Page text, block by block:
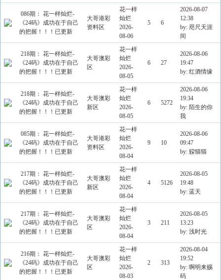
086期： 花一样灿烂-
《24码》成功在于自己
的把握！！！已更新
大哥港彩
资料区
花一样
灿烂
2026-
08-06
5 6
2026-08-07
12:38
by: 咫尺天涯
间
218期： 花一样灿烂-
《24码》成功在于自己
的把握！！！已更新
大哥澳彩
区
花一样
灿烂
2026-
08-05
6 27
2026-08-06
19:47
by: 红酒情缘
218期： 花一样灿烂-
《24码》成功在于自己
的把握！！！已更新
大哥澳彩
新区
花一样
灿烂
2026-
08-05
6 5272
2026-08-06
19:34
by: 陌生的你
我
085期： 花一样灿烂-
《24码》成功在于自己
的把握！！！已更新
大哥港彩
资料区
花一样
灿烂
2026-
08-04
9 10
2026-08-06
09:47
by: 躱猫猫
217期： 花一样灿烂-
《24码》成功在于自己
的把握！！！已更新
大哥澳彩
新区
花一样
灿烂
2026-
08-04
4 5126
2026-08-05
19:48
by: 蓝天
217期： 花一样灿烂-
《24码》成功在于自己
的把握！！！已更新
大哥澳彩
区
花一样
灿烂
2026-
08-04
3 211
2026-08-05
13:23
by: 浅时光
216期： 花一样灿烂-
《24码》成功在于自己
的把握！！！已更新
大哥澳彩
区
花一样
灿烂
2026-
08-03
2 313
2026-08-04
19:52
by: 啊明来赐
码